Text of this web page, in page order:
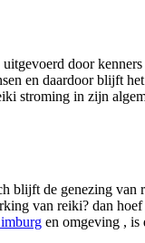
door
en daardoor blijft
stroming in zijn
blijft de genezing
van reiki? dan
en omgeving , is